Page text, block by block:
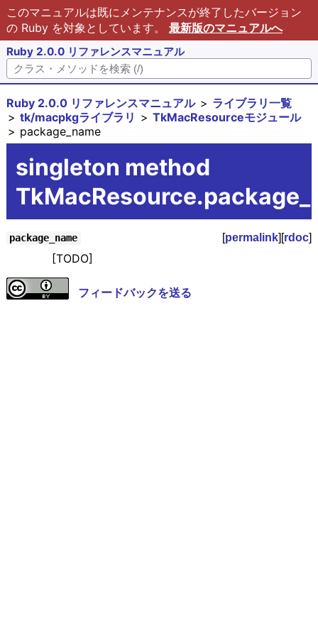
このマニュアルは既にメンテナンスが終了したバージョン
の Ruby を対象としています。 最新版のマニュアルへ
Ruby 2.0.0 リファレンスマニュアル
Ruby 2.0.0 リファレンスマニュアル
ライブラリ一覧
tk/macpkgライブラリ
TkMacResourceモジュール
package_name
singleton method
package_name [permalink][rdoc]
[TODO]
フィードバックを送る